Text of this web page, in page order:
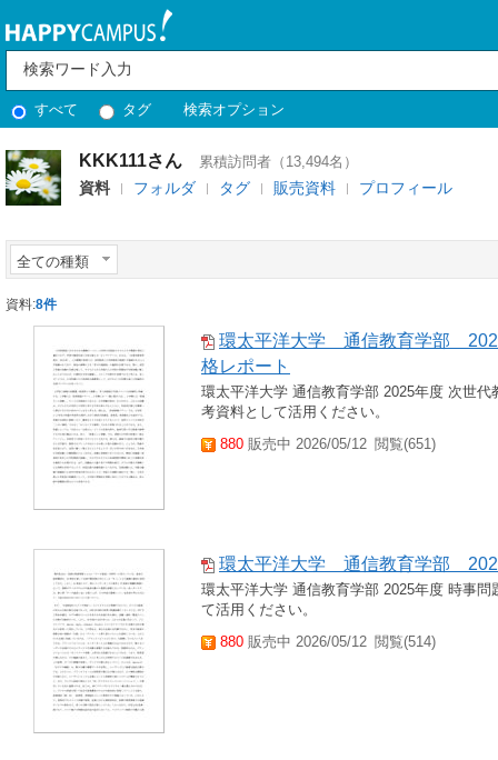
すべて タグ 検索オプション
KKK111さん 累積訪問者（13,494名）
資料 フォルダ タグ 販売資料 プロフィール
全ての種類
資料:8件
環太平洋大学 通信教育学部
格レポート
環太平洋大学 通信教育学部 2025年度 次世
考資料として活用ください。
880 販売中 2026/05/12 閲覧(651)
環太平洋大学 通信教育学部
環太平洋大学 通信教育学部 2025年度 時事
て活用ください。
880 販売中 2026/05/12 閲覧(514)